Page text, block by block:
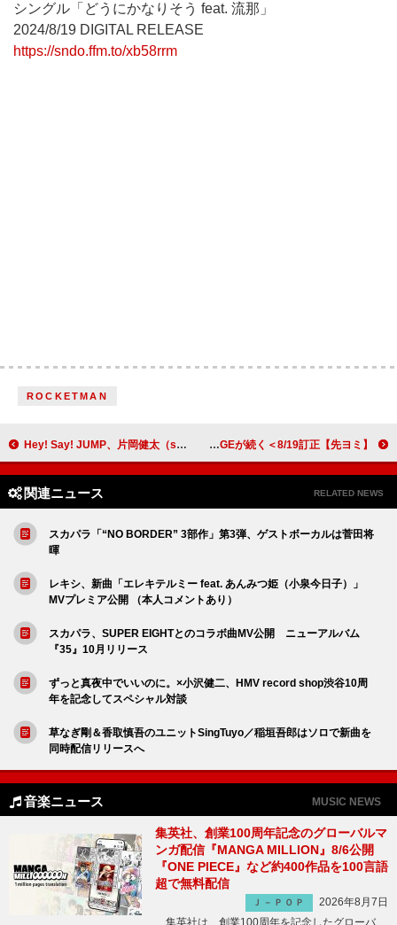
シングル「どうにかなりそう feat. 流那」
2024/8/19 DIGITAL RELEASE
https://sndo.ffm.to/xb58rrm
ROCKETMAN
Hey! Say! JUMP、片岡健太（sumika）／清 竜人ら参加のニューSG『UMP』発売決定＆MVプレミア公開も 【先ヨミ】木村拓哉『SEE YOU THERE』4.8万枚で現在アルバム1位 結束バンド／MA55IVE THE RAMPAGEが続く＜8/19訂正＞
関連ニュース RELATED NEWS
スカパラ「“NO BORDER” 3部作」第3弾、ゲストボーカルは菅田将
暉
レキシ、新曲「エレキテルミー feat. あんみつ姫（小泉今日子）」
MVプレミア公開 （本人コメントあり）
スカパラ、SUPER EIGHTとのコラボ曲MV公開 ニューアルバム
『35』10月リリース
ずっと真夜中でいいのに。×小沢健二、HMV record shop渋谷10周
年を記念してスペシャル対談
草なぎ剛＆香取慎吾のユニットSingTuyo／稲垣吾郎はソロで新曲を
同時配信リリースへ
音楽ニュース MUSIC NEWS
集英社、創業100周年記念のグローバルマ
ンガ配信『MANGA MILLION』8/6公開
『ONE PIECE』など約400作品を100言語
超で無料配信
Ｊ－ＰＯＰ
2026年8月7日
集英社は、創業100周年を記念したグローバ